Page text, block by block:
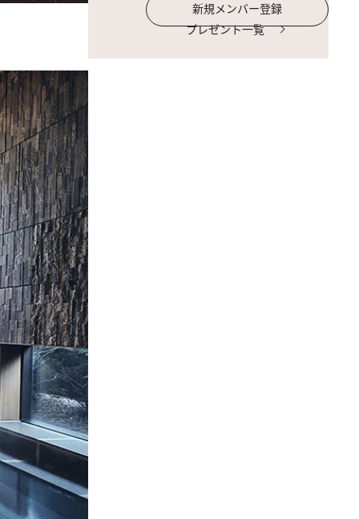
新規メンバー登録
プレゼント一覧